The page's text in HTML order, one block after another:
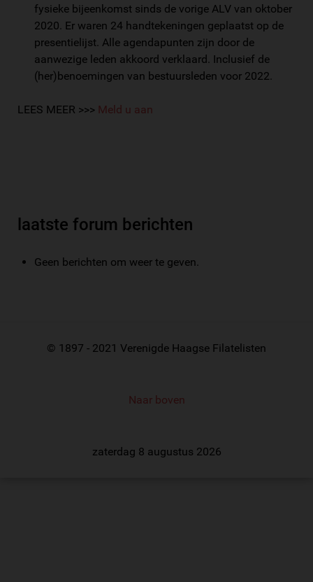
fysieke bijeenkomst sinds de vorige ALV van oktober
2020. Er waren 24 handtekeningen geplaatst op de
presentielijst. Alle agendapunten zijn door de
aanwezige leden akkoord verklaard. Inclusief de
(her)benoemingen van bestuursleden voor 2022.
LEES MEER >>> Meld u aan
laatste forum berichten
Geen berichten om weer te geven.
© 1897 - 2021 Verenigde Haagse Filatelisten
Naar boven
zaterdag 8 augustus 2026